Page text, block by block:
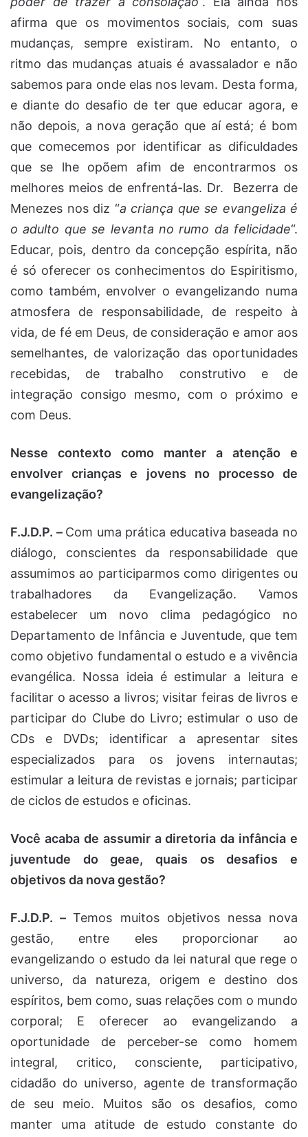
afirma que os movimentos sociais, com suas
mudanças, sempre existiram. No entanto, o
ritmo das mudanças atuais é avassalador e não
sabemos para onde elas nos levam. Desta forma,
e diante do desafio de ter que educar agora, e
não depois, a nova geração que aí está; é bom
que comecemos por identificar as dificuldades
que se lhe opõem afim de encontrarmos os
melhores meios de enfrentá-las. Dr. Bezerra de
Menezes nos diz “a criança que se evangeliza é
o adulto que se levanta no rumo da felicidade“.
Educar, pois, dentro da concepção espírita, não
é só oferecer os conhecimentos do Espiritismo,
como também, envolver o evangelizando numa
atmosfera de responsabilidade, de respeito à
vida, de fé em Deus, de consideração e amor aos
semelhantes, de valorização das oportunidades
recebidas, de trabalho construtivo e de
integração consigo mesmo, com o próximo e
com Deus.
Nesse contexto como manter a atenção e
envolver crianças e jovens no processo de
evangelização?
F.J.D.P. – Com uma prática educativa baseada no
diálogo, conscientes da responsabilidade que
assumimos ao participarmos como dirigentes ou
trabalhadores da Evangelização. Vamos
estabelecer um novo clima pedagógico no
Departamento de Infância e Juventude, que tem
como objetivo fundamental o estudo e a vivência
evangélica. Nossa ideia é estimular a leitura e
facilitar o acesso a livros; visitar feiras de livros e
participar do Clube do Livro; estimular o uso de
CDs e DVDs; identificar a apresentar sites
especializados para os jovens internautas;
estimular a leitura de revistas e jornais; participar
de ciclos de estudos e oficinas.
Você acaba de assumir a diretoria da infância e
juventude do geae, quais os desafios e
objetivos da nova gestão?
F.J.D.P. –Temos muitos objetivos nessa nova
gestão, entre eles proporcionar ao
evangelizando o estudo da lei natural que rege o
universo, da natureza, origem e destino dos
espíritos, bem como, suas relações com o mundo
corporal; E oferecer ao evangelizando a
oportunidade de perceber-se como homem
integral, critico, consciente, participativo,
cidadão do universo, agente de transformação
de seu meio. Muitos são os desafios, como
manter uma atitude de estudo constante do